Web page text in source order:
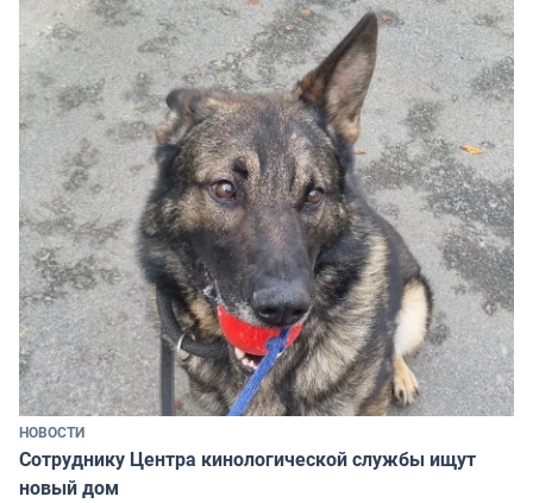
НОВОСТИ
Сотруднику Центра кинологической службы ищут
новый дом